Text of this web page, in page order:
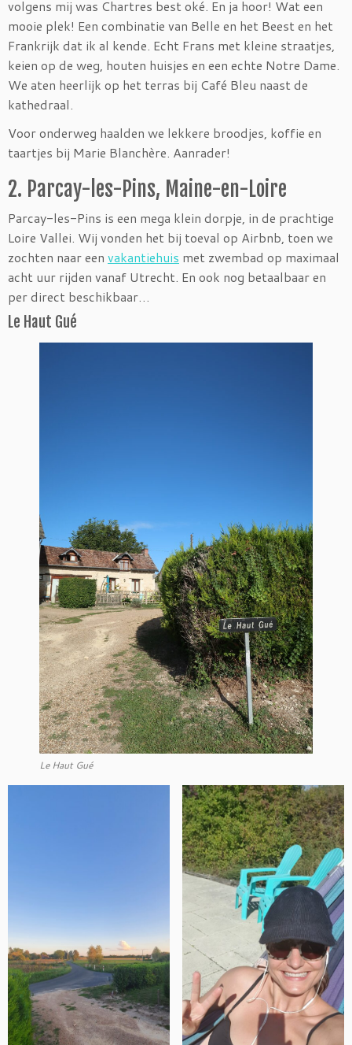
volgens mij was Chartres best oké. En ja hoor! Wat een
mooie plek! Een combinatie van Belle en het Beest en het
Frankrijk dat ik al kende. Echt Frans met kleine straatjes,
keien op de weg, houten huisjes en een echte Notre Dame.
We aten heerlijk op het terras bij Café Bleu naast de
kathedraal.
Voor onderweg haalden we lekkere broodjes, koffie en
taartjes bij Marie Blanchère. Aanrader!
2. Parcay-les-Pins, Maine-en-Loire
Parcay-les-Pins is een mega klein dorpje, in de prachtige
Loire Vallei. Wij vonden het bij toeval op Airbnb, toen we
zochten naar een vakantiehuis met zwembad op maximaal
acht uur rijden vanaf Utrecht. En ook nog betaalbaar en
per direct beschikbaar…
Le Haut Gué
Le Haut Gué